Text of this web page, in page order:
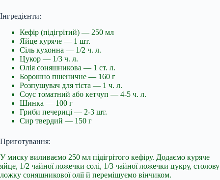
Інгредієнти:
Кефір (підігрітий) — 250 мл
Яйце куряче — 1 шт.
Сіль кухонна — 1/2 ч. л.
Цукор — 1/3 ч. л.
Олія соняшникова — 1 ст. л.
Борошно пшеничне — 160 г
Розпушувач для тіста — 1 ч. л.
Соус томатний або кетчуп — 4-5 ч. л.
Шинка — 100 г
Гриби печериці — 2-3 шт.
Сир твердий — 150 г
Приготування:
У миску виливаємо 250 мл підігрітого кефіру. Додаємо куряче
яйце, 1/2 чайної ложечки солі, 1/3 чайної ложечки цукру, столову
ложку соняшникової олії й перемішуємо вінчиком.